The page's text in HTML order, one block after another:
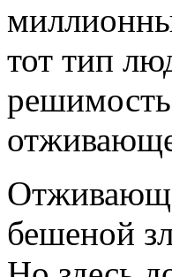
тот тип
бешеной